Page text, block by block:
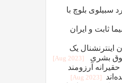
سبیلوی بلوچ با
ثابت و ایران
اینترنشنال یک
بشری
[2023 Aug]
آرزومند
[2023 Aug]